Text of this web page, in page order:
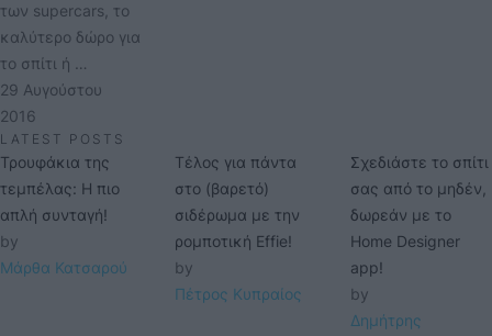
των supercars, το
καλύτερο δώρο για
το σπίτι ή …
29 Αυγούστου
2016
LATEST POSTS
Τρουφάκια της
τεμπέλας: Η πιο
απλή συνταγή!
by
Μάρθα Κατσαρού
Τέλος για πάντα
στο (βαρετό)
σιδέρωμα με την
ρομποτική Effie!
by
Πέτρος Κυπραίος
Σχεδιάστε το σπίτι
σας από το μηδέν,
δωρεάν με το
Home Designer
app!
by
Δημήτρης